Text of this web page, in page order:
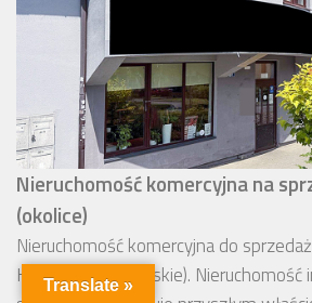
Nieruchomość komercyjna na
(okolice)
Nieruchomość komercyjna do
Krakowa (małopolskie).
Translate »